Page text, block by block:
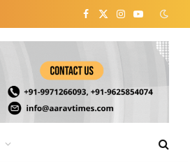
Facebook
X
Instagram
YouTube